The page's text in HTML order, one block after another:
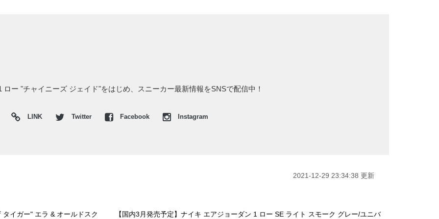
ー "チャイニーズ ジェイド"をはじめ、スニーカー最新情報をSNSで配信中！
LINK Twitter Facebook Instagram
2021-12-29 23:34:38 更新
イガー" エラ & オールドスク
【国内3月発売予定】ナイキ エアジョーダン 1 ロー SE ライト スモーク グレー/ユニバ